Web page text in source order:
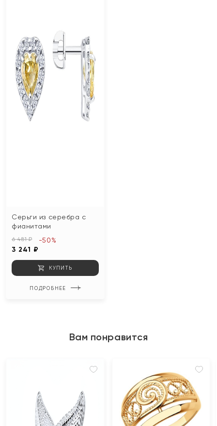
Серьги из серебра с
фианитами
6 481 ₽
3 241 ₽
-50%
КУПИТЬ
ПОДРОБНЕЕ
Вам понравится